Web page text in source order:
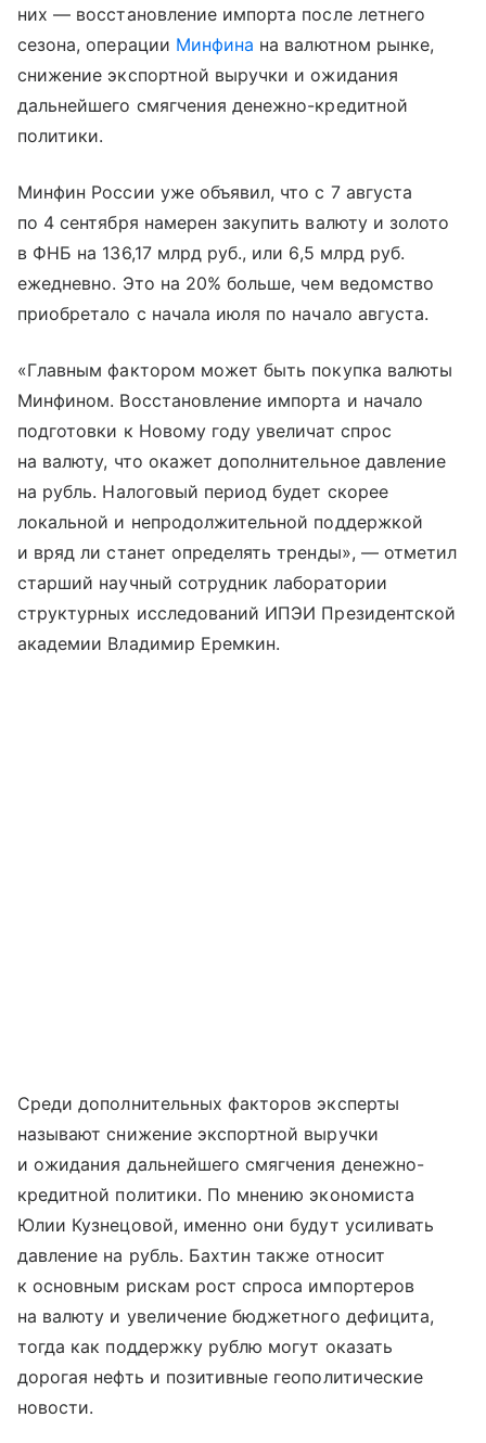
них — восстановление импорта после летнего
сезона, операции Минфина на валютном рынке,
снижение экспортной выручки и ожидания
дальнейшего смягчения денежно-кредитной
политики.
Минфин России уже объявил, что с 7 августа
по 4 сентября намерен закупить валюту и золото
в ФНБ на 136,17 млрд руб., или 6,5 млрд руб.
ежедневно. Это на 20% больше, чем ведомство
приобретало с начала июля по начало августа.
«Главным фактором может быть покупка валюты
Минфином. Восстановление импорта и начало
подготовки к Новому году увеличат спрос
на валюту, что окажет дополнительное давление
на рубль. Налоговый период будет скорее
локальной и непродолжительной поддержкой
и вряд ли станет определять тренды», — отметил
старший научный сотрудник лаборатории
структурных исследований ИПЭИ Президентской
академии Владимир Еремкин.
Среди дополнительных факторов эксперты
называют снижение экспортной выручки
и ожидания дальнейшего смягчения денежно-
кредитной политики. По мнению экономиста
Юлии Кузнецовой, именно они будут усиливать
давление на рубль. Бахтин также относит
к основным рискам рост спроса импортеров
на валюту и увеличение бюджетного дефицита,
тогда как поддержку рублю могут оказать
дорогая нефть и позитивные геополитические
новости.